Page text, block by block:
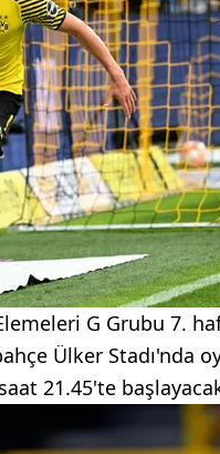
G Grubu 7.
Ülker Stadı'nda
21.45'te